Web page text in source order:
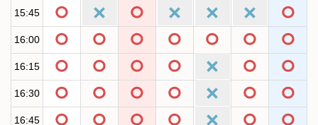
15:45
16:00
16:15
16:30
16:45